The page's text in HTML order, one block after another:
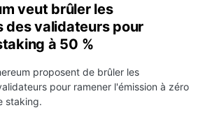
veut brûler les
des validateurs pour
à 50 %
proposent de brûler les
pour ramener l'émission à zéro
staking.